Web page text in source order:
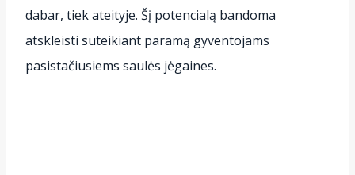
dabar, tiek ateityje. Šį potencialą bandoma
atskleisti suteikiant paramą gyventojams
pasistačiusiems saulės jėgaines.